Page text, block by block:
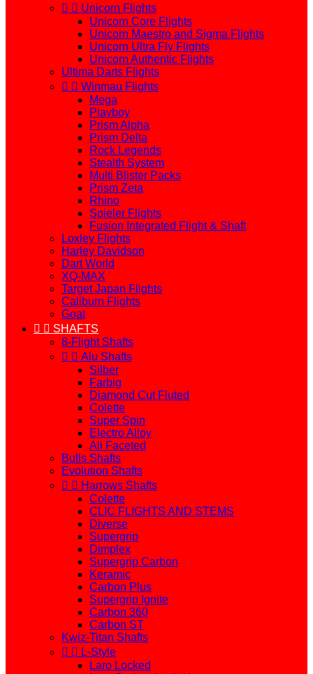
  Unicorn Flights
Unicorn Core Flights
Unicorn Maestro and Sigma Flights
Unicorn Ultra Fly Flights
Unicorn Authentic Flights
Ultima Darts Flights
  Winmau Flights
Mega
Playboy
Prism Alpha
Prism Delta
Rock Legends
Stealth System
Multi Blister Packs
Prism Zeta
Rhino
Spieler Flights
Fusion Integrated Flight & Shaft
Loxley Flights
Harley Davidson
Dart World
XQ-MAX
Target Japan Flights
Caliburn Flights
Goat
  SHAFTS
8-Flight Shafts
  Alu Shafts
Silber
Farbig
Diamond Cut Fluted
Colette
Super Spin
Electro Alloy
Ali Faceted
Bulls Shafts
Evolution Shafts
  Harrows Shafts
Colette
CLIC FLIGHTS AND STEMS
Diverse
Supergrip
Dimplex
Supergrip Carbon
Keramic
Carbon Plus
Supergrip Ignite
Carbon 360
Carbon ST
Kwiz-Titan Shafts
  L-Style
Laro Locked